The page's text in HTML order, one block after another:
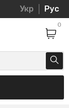
Укр Рус
0